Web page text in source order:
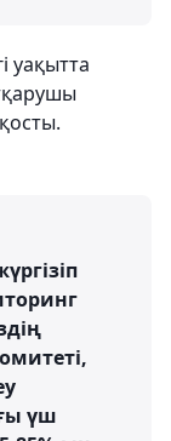
уақытта
үш